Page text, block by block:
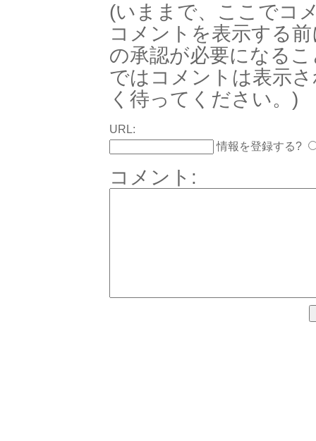
(いままで、ここでコ
コメントを表示する
の承認が必要になる
ではコメントは表示
く待ってください。)
URL:
情報を登録する?
コメント: